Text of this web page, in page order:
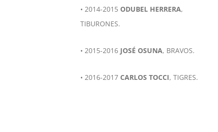
• 2014-2015 ODUBEL HERRERA,
TIBURONES.
• 2015-2016 JOSÉ OSUNA, BRAVOS.
• 2016-2017 CARLOS TOCCI, TIGRES.